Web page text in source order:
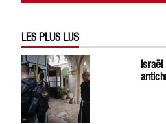
LES PLUS LUS
Israël